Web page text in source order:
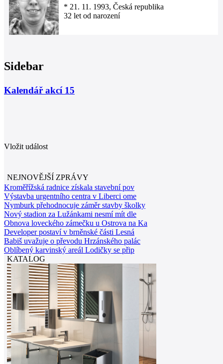
* 21. 11. 1993, Česká republika
32 let od narození
Sidebar
Kalendář akcí 15
Vložit událost
NEJNOVĚJŠÍ ZPRÁVY
Kroměřížská radnice získala stavební pov
Výstavba urgentního centra v Liberci ome
Nymburk přehodnocuje záměr stavby školky
Nový stadion za Lužánkami nesmí mít dle
Obnova loveckého zámečku u Ostrova na Ka
Developer postaví v brněnské části Lesná
Babiš uvažuje o převodu Hrzánského palác
Oblíbený karvinský areál Lodičky se přip
KATALOG